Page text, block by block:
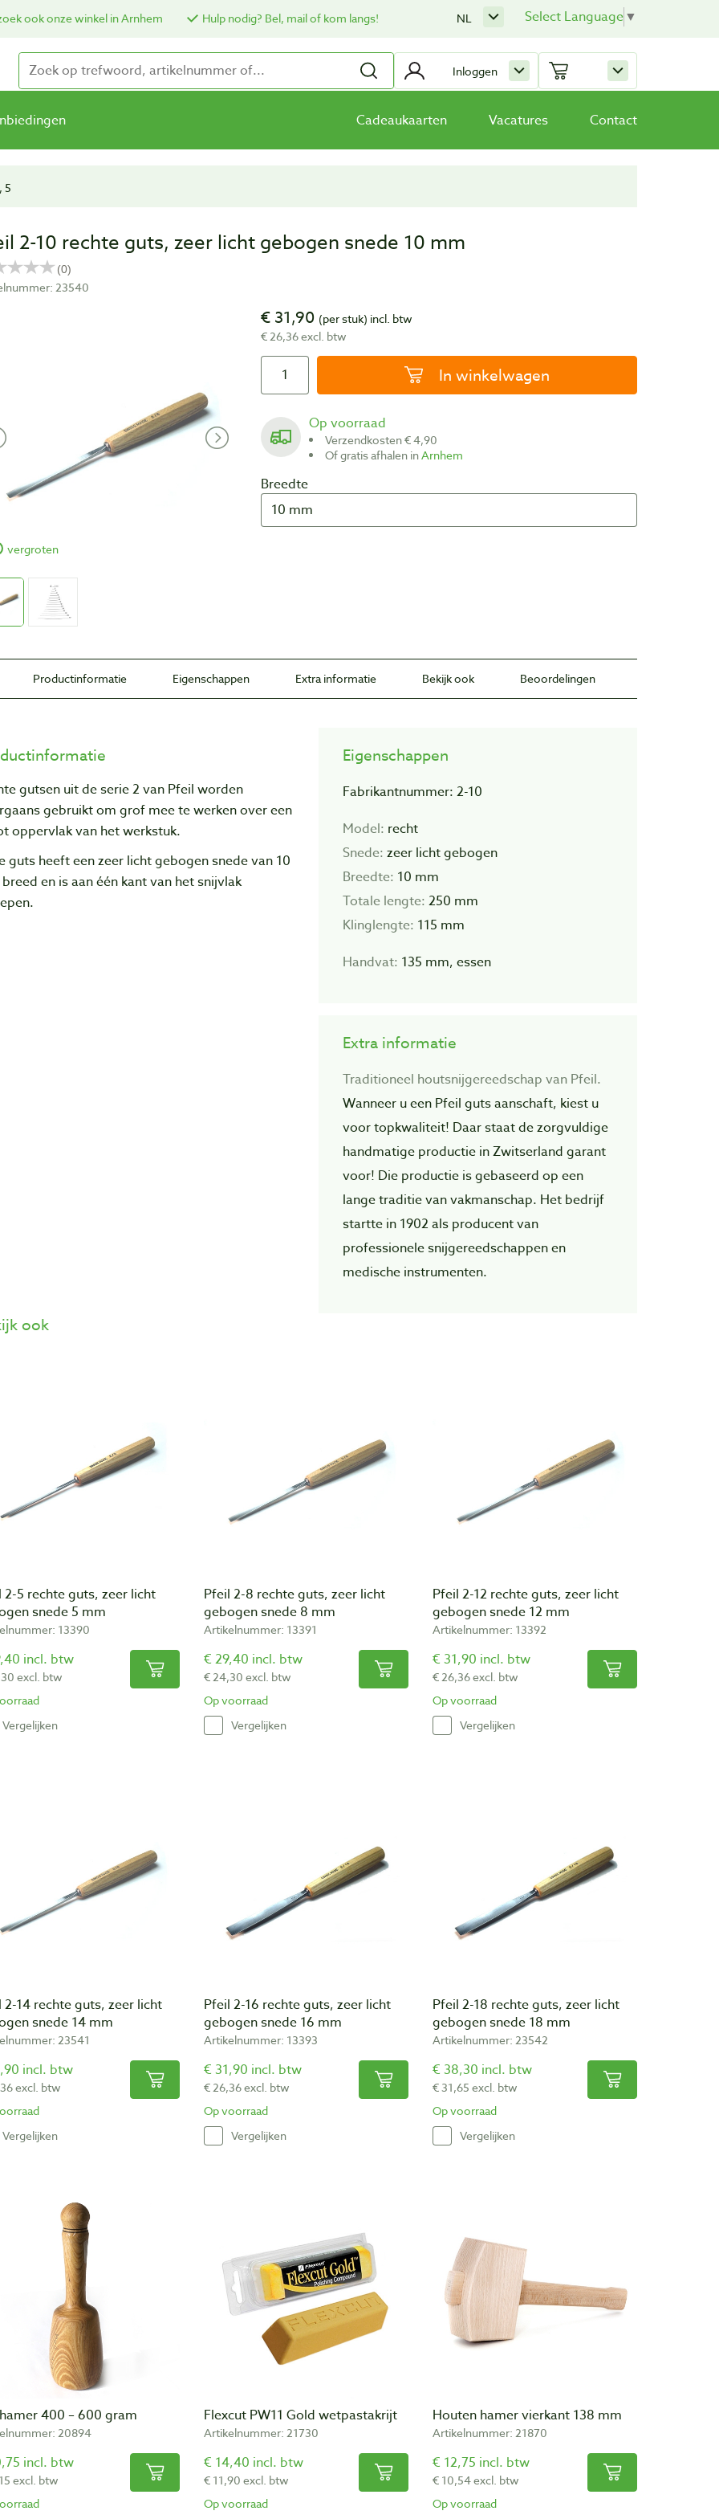
ook onze winkel in Arnhem Hulp nodig? Bel, mail of kom langs! Select Language▼
NL
Inloggen
Cadeaukaarten Vacatures Contact
5
2-10 rechte guts, zeer licht gebogen snede 10 mm
23540
vergroten
€ 31,90 (per stuk) incl. btw
€ 26,36 excl. btw
In winkelwagen
Op voorraad
Verzendkosten € 4,90
Of gratis afhalen inArnhem
Breedte
Productinformatie Eigenschappen Extra informatie Bekijk ook Beoordelingen
gutsen uit de serie 2 van Pfeil worden
gebruikt om grof mee te werken over een
oppervlak van het werkstuk.
guts heeft een zeer licht gebogen snede van 10
en is aan één kant van het snijvlak
Eigenschappen
Fabrikantnummer: 2-10
Model: recht
Snede: zeer licht gebogen
Breedte: 10 mm
Totale lengte: 250 mm
Klinglengte: 115 mm
Handvat: 135 mm, essen
Extra informatie
Traditioneel houtsnijgereedschap van Pfeil.
Wanneer u een Pfeil guts aanschaft, kiest u
voor topkwaliteit! Daar staat de zorgvuIdige
handmatige productie in Zwitserland garant
voor! Die productie is gebaseerd op een
lange traditie van vakmanschap. Het bedrijf
startte in 1902 als producent van
professionele snijgereedschappen en
medische instrumenten.
ook
2-5 rechte guts, zeer licht
snede 5 mm
13390
incl. btw
excl. btw
Vergelijken
Pfeil 2-8 rechte guts, zeer licht
gebogen snede 8 mm
Artikelnummer: 13391
€ 29,40 incl. btw
€ 24,30 excl. btw
Op voorraad
Vergelijken
Pfeil 2-12 rechte guts, zeer licht
gebogen snede 12 mm
Artikelnummer: 13392
€ 31,90 incl. btw
€ 26,36 excl. btw
Op voorraad
Vergelijken
2-14 rechte guts, zeer licht
snede 14 mm
23541
incl. btw
excl. btw
Vergelijken
Pfeil 2-16 rechte guts, zeer licht
gebogen snede 16 mm
Artikelnummer: 13393
€ 31,90 incl. btw
€ 26,36 excl. btw
Op voorraad
Vergelijken
Pfeil 2-18 rechte guts, zeer licht
gebogen snede 18 mm
Artikelnummer: 23542
€ 38,30 incl. btw
€ 31,65 excl. btw
Op voorraad
Vergelijken
400 – 600 gram
20894
incl. btw
excl. btw
Flexcut PW11 Gold wetpastakrijt
Artikelnummer: 21730
€ 14,40 incl. btw
€ 11,90 excl. btw
Op voorraad
Houten hamer vierkant 138 mm
Artikelnummer: 21870
€ 12,75 incl. btw
€ 10,54 excl. btw
Op voorraad